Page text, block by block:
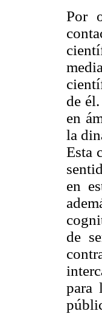
Por
de
en
la
Esta
en
de
para